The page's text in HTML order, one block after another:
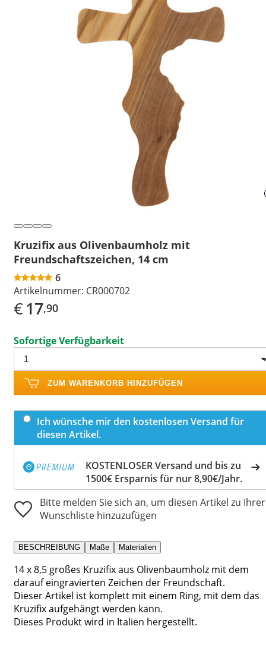
Kruzifix aus Olivenbaumholz mit
Freundschaftszeichen, 14 cm
6
Artikelnummer: CR000702
€17,90
Sofortige Verfügbarkeit
ZUM WARENKORB HINZUFÜGEN
Ich wünsche mir den kostenlosen Versand für
diesen Artikel.
KOSTENLOSER Versand und bis zu
1500€ Ersparnis für nur 8,90€/Jahr.
Bitte melden Sie sich an, um diesen Artikel zu Ihrer
Wunschliste hinzuzufügen
BESCHREIBUNG Maße Materialien
14 x 8,5 großes Kruzifix aus Olivenbaumholz mit dem
darauf eingravierten Zeichen der Freundschaft.
Dieser Artikel ist komplett mit einem Ring, mit dem das
Kruzifix aufgehängt werden kann.
Dieses Produkt wird in Italien hergestellt.